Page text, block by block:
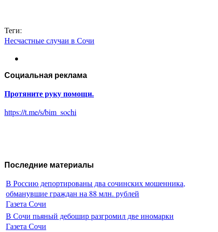
Теги:
Несчастные случаи в Сочи
Социальная реклама
Протяните руку помощи.
https://t.me/s/bim_sochi
Последние материалы
В Россию депортированы два сочинских мошенника,
обманувшие граждан на 88 млн. рублей
Газета Сочи
В Сочи пьяный дебошир разгромил две иномарки
Газета Сочи